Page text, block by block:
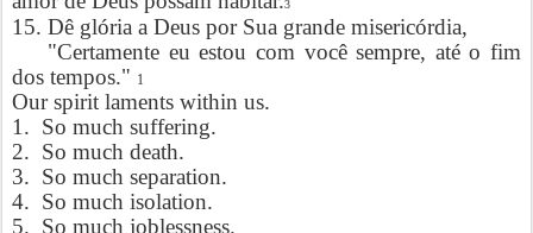
3
15. Dê glória a Deus por Sua grande misericórdia,
"Certamente eu estou com você sempre, até o fim
dos tempos." 1
Our spirit laments within us.
1. So much suffering.
2. So much death.
3. So much separation.
4. So much isolation.
5. So much joblessness.